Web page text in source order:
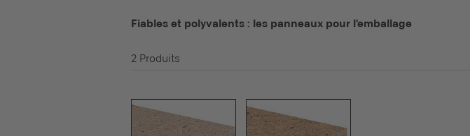
Fiables et polyvalents : les panneaux pour l'emballage
2 Produits